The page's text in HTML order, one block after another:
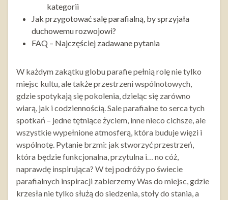
kategorii
Jak przygotować salę parafialną, by sprzyjała
duchowemu rozwojowi?
FAQ – Najczęściej zadawane pytania
W każdym zakątku globu parafie pełnią rolę nie tylko
miejsc kultu, ale także przestrzeni wspólnotowych,
gdzie spotykają się pokolenia, dzieląc się zarówno
wiarą, jak i codziennością. Sale parafialne to serca tych
spotkań – jedne tętniące życiem, inne nieco cichsze, ale
wszystkie wypełnione atmosferą, która buduje więzi i
wspólnotę. Pytanie brzmi: jak stworzyć przestrzeń,
która będzie funkcjonalna, przytulna i… no cóż,
naprawdę inspirująca? W tej podróży po świecie
parafialnych inspiracji zabierzemy Was do miejsc, gdzie
krzesła nie tylko służą do siedzenia, stoły do stania, a